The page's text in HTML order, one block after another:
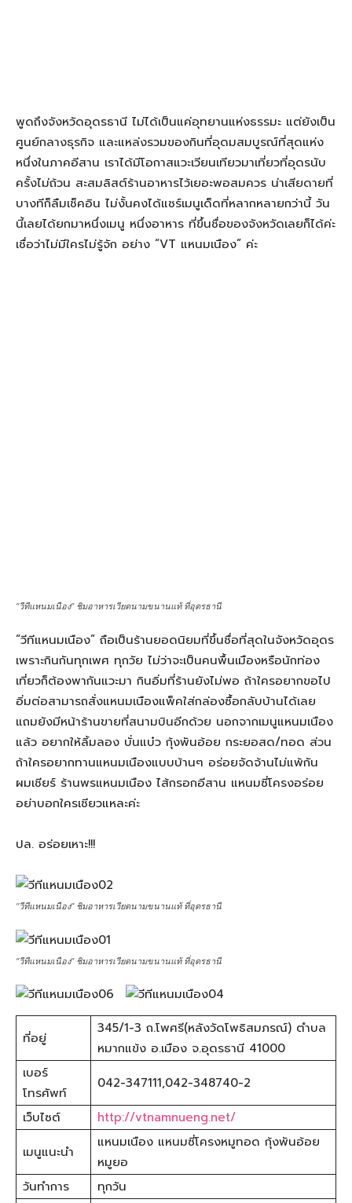
พูดถึงจังหวัดอุดรธานี ไม่ได้เป็นแค่อุทยานแห่งธรรมะ แต่ยังเป็น
ศูนย์กลางธุรกิจ และแหล่งรวมของกินที่อุดมสมบูรณ์ที่สุดแห่ง
หนึ่งในภาคอีสาน เราได้มีโอกาสแวะเวียนเทียวมาเที่ยวที่อุดรนับ
ครั้งไม่ถ้วน สะสมลิสต์ร้านอาหารไว้เยอะพอสมควร น่าเสียดายที่
บางทีก็ลืมเช็คอิน ไม่งั้นคงได้แชร์เมนูเด็ดที่หลากหลายกว่านี้ วัน
นี้เลยได้ยกมาหนึ่งเมนู หนึ่งอาหาร ที่ขึ้นชื่อของจังหวัดเลยก็ได้ค่ะ
เชื่อว่าไม่มีใครไม่รู้จัก อย่าง “VT แหนมเนือง” ค่ะ
“วีทีแหนมเนือง” ชิมอาหารเวียดนามขนานแท้ ที่อุดรธานี
“วีทีแหนมเนือง” ถือเป็นร้านยอดนิยมที่ขึ้นชื่อที่สุดในจังหวัดอุดร
เพราะกินกันทุกเพศ ทุกวัย ไม่ว่าจะเป็นคนพื้นเมืองหรือนักท่อง
เที่ยวก็ต้องพากันแวะมา กินอิ่มที่ร้านยังไม่พอ ถ้าใครอยากขอไป
อิ่มต่อสามารถสั่งแหนมเนืองแพ็คใส่กล่องซื้อกลับบ้านได้เลย
แถมยังมีหน้าร้านขายที่สนามบินอีกด้วย นอกจากเมนูแหนมเนือง
แล้ว อยากให้ลิ้มลอง บั่นแบ๋ว กุ้งพันอ้อย กระยอสด/ทอด ส่วน
ถ้าใครอยากทานแหนมเนืองแบบบ้านๆ อร่อยจัดจ้านไม่แพ้กัน
ผมเชียร์ ร้านพรแหนมเนือง ไส้กรอกอีสาน แหนมซี่โครงอร่อย
อย่าบอกใครเชียวแหละค่ะ
ปล. อร่อยเหาะ!!!
“วีทีแหนมเนือง” ชิมอาหารเวียดนามขนานแท้ ที่อุดรธานี
“วีทีแหนมเนือง” ชิมอาหารเวียดนามขนานแท้ ที่อุดรธานี
ที่อยู่
345/1-3 ถ.โพศรี(หลังวัดโพธิสมภรณ์) ตำบล
หมากแข้ง อ.เมือง จ.อุดรธานี 41000
เบอร์
โทรศัพท์
042-347111,042-348740-2
เว็บไซต์
http://vtnamnueng.net/
เมนูแนะนำ
แหนมเนือง แหนมซี่โครงหมูทอด กุ้งพันอ้อย
หมูยอ
วันทำการ
ทุกวัน